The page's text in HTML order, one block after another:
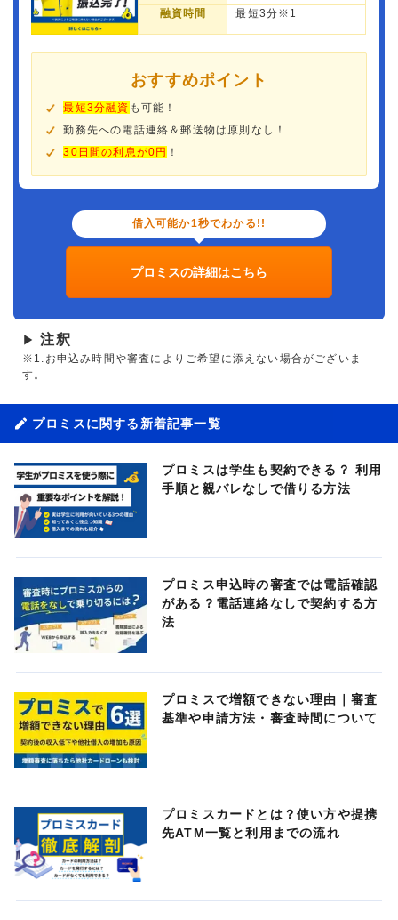
融資時間 最短3分※1
おすすめポイント
最短3分融資 も可能！
勤務先への電話連絡＆郵送物は原則なし！
30日間の利息が0円 ！
借入可能か1秒でわかる!!
プロミスの詳細はこちら
▶ 注釈
※1.お申込み時間や審査によりご希望に添えない場合がございま
す。
プロミスに関する新着記事一覧
プロミスは学生も契約できる？ 利用
手順と親バレなしで借りる方法
プロミス申込時の審査では電話確認
がある？電話連絡なしで契約する方
法
プロミスで増額できない理由｜審査
基準や申請方法・審査時間について
プロミスカードとは？使い方や提携
先ATM一覧と利用までの流れ